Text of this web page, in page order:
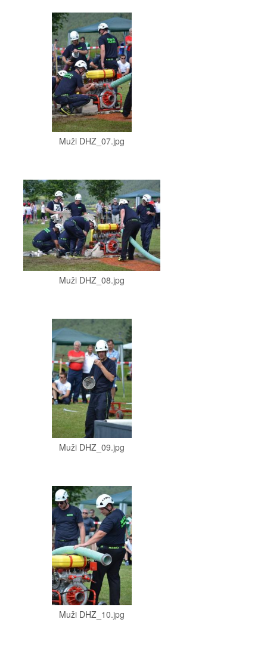
Muži DHZ_07.jpg
Muži DHZ_08.jpg
Muži DHZ_09.jpg
Muži DHZ_10.jpg